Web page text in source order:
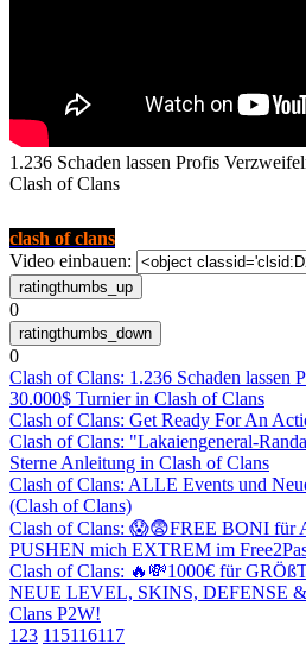
1.236 Schaden lassen Profis
Clash of Clans
clash of clans
Video einbauen:
0
0
Clash of Clans: 1.236 Schaden lassen
30.000$ Turnier in Clash of Clans
Clash of Clans: Get Ready For An
Clash of Clans: "Lakaiengeneral-
Sterne Anleitung in Clash of Clans
Clash of Clans: ALLE Events und
(Clash of Clans)
Clash of Clans: 😱😨FREE BONI
PUSHEN mich EXTREM im
Clash of Clans: 🔥💸1000€ für
NEUE LEVEL, SKINS, DEFENSE &
Clans P2W!
1 23 115116117